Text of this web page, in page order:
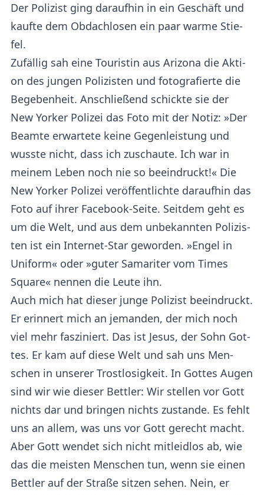
Der Po­li­zist ging dar­auf­hin in ein Ge­schäft und
kauf­te dem Ob­dach­lo­sen ein paar warme Stie­
fel.
Zu­fäl­lig sah eine Tou­ris­tin aus Ari­zo­na die Ak­ti­
on des jun­gen Po­li­zis­ten und fo­to­gra­fier­te die
Be­ge­ben­heit. An­schlie­ßend schick­te sie der
New Yor­ker Po­li­zei das Foto mit der Notiz: »Der
Be­am­te er­war­te­te keine Ge­gen­leis­tung und
wuss­te nicht, dass ich zu­schau­te. Ich war in
mei­nem Leben noch nie so be­ein­druckt!« Die
New Yor­ker Po­li­zei ver­öf­fent­lich­te dar­auf­hin das
Foto auf ihrer Face­book-Sei­te. Seit­dem geht es
um die Welt, und aus dem un­be­kann­ten Po­li­zis­
ten ist ein In­ter­net-Star ge­wor­den. »En­gel in
Uni­for­m« oder »gu­ter Sa­ma­ri­ter vom Times
Squa­re« nen­nen die Leute ihn.
Auch mich hat die­ser junge Po­li­zist be­ein­druckt.
Er er­in­nert mich an je­man­den, der mich noch
viel mehr fas­zi­niert. Das ist Jesus, der Sohn Got­
tes. Er kam auf diese Welt und sah uns Men­
schen in un­se­rer Trost­lo­sig­keit. In Got­tes Augen
sind wir wie die­ser Bett­ler: Wir stellen vor Gott
nichts dar­ und bringen nichts zustande. Es fehlt
uns an allem, was uns vor Gott gerecht macht.
Aber Gott wendet sich nicht mit­leid­los ab, wie
das die meis­ten Men­schen tun, wenn sie einen
Bett­ler auf der Stra­ße sit­zen sehen. Nein, er